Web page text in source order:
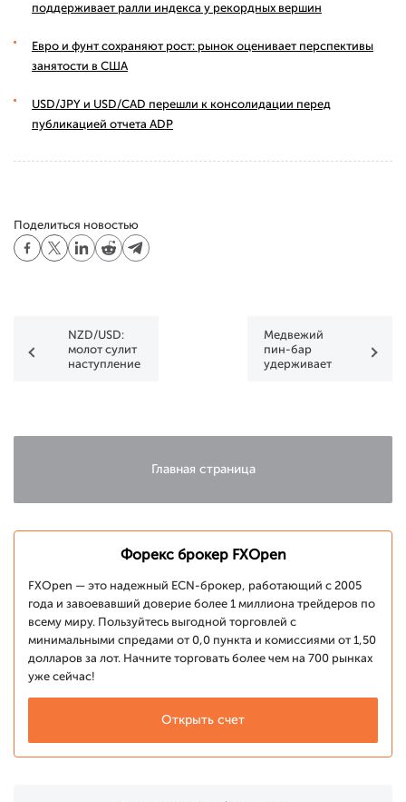
поддерживает ралли индекса у рекордных вершин
Евро и фунт сохраняют рост: рынок оценивает перспективы
занятости в США
USD/JPY и USD/CAD перешли к консолидации перед
публикацией отчета ADP
Поделиться новостью
NZD/USD:
молот сулит
наступление
Медвежий
пин-бар
удерживает
Главная страница
Форекс брокер FXOpen
FXOpen — это надежный ECN-брокер, работающий с 2005
года и завоевавший доверие более 1 миллиона трейдеров по
всему миру. Пользуйтесь выгодной торговлей с
минимальными спредами от 0,0 пункта и комиссиями от 1,50
долларов за лот. Начните торговать более чем на 700 рынках
уже сейчас!
Открыть счет